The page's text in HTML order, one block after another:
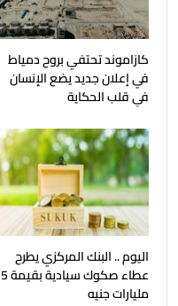
كازاموند تحتفي بروح دمياط
في إعلان جديد يضع الإنسان
في قلب الحكاية
اليوم .. البنك المركزي يطرح
عطاء صكوك سيادية بقيمة 5
مليارات جنيه